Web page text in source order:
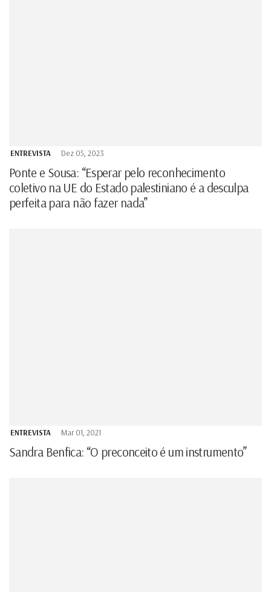
ENTREVISTA Dez 05, 2023
Ponte e Sousa: “Esperar pelo reconhecimento
coletivo na UE do Estado palestiniano é a desculpa
perfeita para não fazer nada”
ENTREVISTA Mar 01, 2021
Sandra Benfica: “O preconceito é um instrumento”